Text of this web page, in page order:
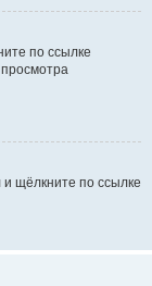
по ссылке
щёлкните по ссылке